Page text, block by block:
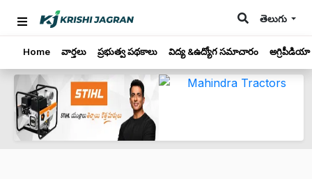
తెలుగు
Home వార్తలు ప్రభుత్వ పథకాలు విద్య &ఉద్యోగ సమాచారం అగ్రిపీడియా